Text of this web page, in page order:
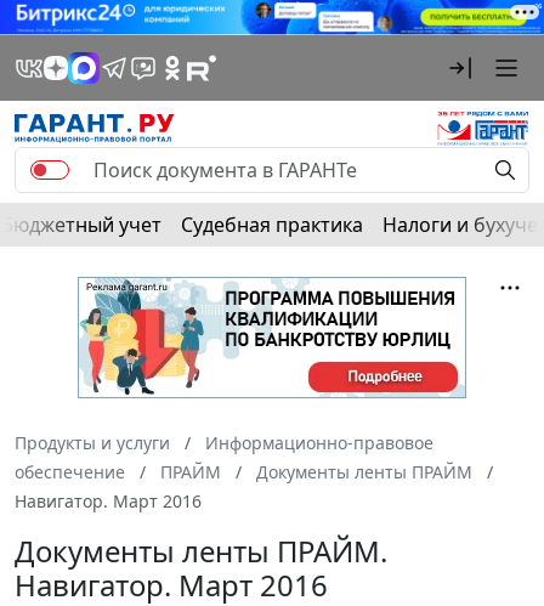
Бюджетный учет Судебная практика Налоги и
Продукты и услуги
Информационно-правовое
обеспечение
ПРАЙМ
Документы ленты ПРАЙМ
Навигатор. Март 2016
Документы ленты ПРАЙМ.
Навигатор. Март 2016